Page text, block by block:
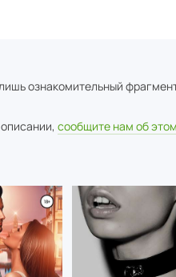
ознакомительный
сообщите нам об этом